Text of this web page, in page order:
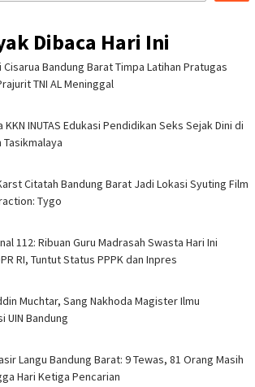
Dibaca Hari Ini
Bandung Barat Timpa Latihan Pra­tugas
TNI AL Meninggal
KKN INUTAS Edukasi Pendidikan Seks Sejak Dini di
Tasikmalaya
Citatah Bandung Barat Jadi Lokasi Syuting Film
Tygo
112: Ribuan Guru Madrasah Swasta Hari Ini
RI, Tuntut Status PPPK dan Inpres
Muchtar, Sang Nakhoda Magister Ilmu
UIN Bandung
Langu Bandung Barat: 9 Tewas, 81 Orang Masih
Hari Ketiga Pencarian